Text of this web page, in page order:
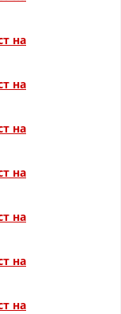
на
на
на
на
на
на
на